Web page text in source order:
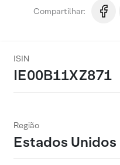
Compartilhar:
ISIN
IE00B11XZ871
Região
Estados Unidos